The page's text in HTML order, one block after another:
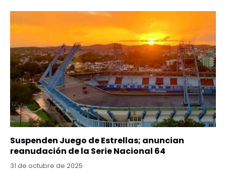
Suspenden Juego de Estrellas; anuncian
reanudación de la Serie Nacional 64
31 de octubre de 2025